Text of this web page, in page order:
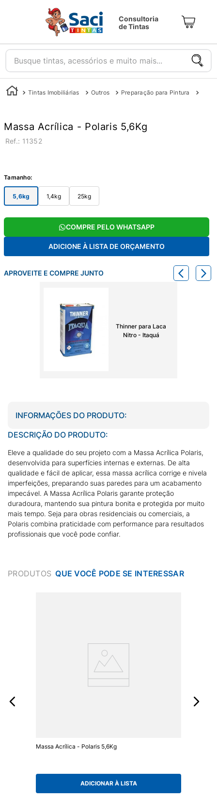
Consultoria
de Tintas
Busque tintas, acessórios e muito mais...
Tintas Imobiliárias Outros Preparação para Pintura
Massa Acrílica - Polaris 5,6Kg
: 11352
Tamanho:
5,6kg 1,4kg 25kg
COMPRE PELO WHATSAPP
ADICIONE À LISTA DE ORÇAMENTO
APROVEITE E COMPRE JUNTO
Thinner para Laca
Nitro - Itaquá
INFORMAÇÕES DO PRODUTO:
DESCRIÇÃO DO PRODUTO:
Eleve a qualidade do seu projeto com a Massa Acrílica Polaris,
desenvolvida para superfícies internas e externas. De alta
qualidade e fácil de aplicar, essa massa acrílica corrige e nivela
imperfeições, preparando suas paredes para um acabamento
impecável. A Massa Acrílica Polaris garante proteção
duradoura, mantendo sua pintura bonita e protegida por muito
mais tempo. Seja para obras residenciais ou comerciais, a
Polaris combina praticidade com performance para resultados
profissionais que você pode confiar.
PRODUTOS
Massa Acrílica - Polaris 5,6Kg
ADICIONAR À LISTA